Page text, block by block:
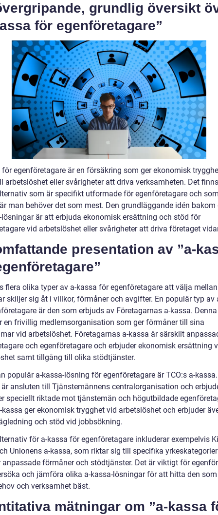
grundlig översikt
för egenföretagare”
för egenföretagare är en försäkring som ger ekonomisk
arbetslöshet eller svårigheter att driva verksamheten. Det
som är specifikt utformade för egenföretagare och
man behöver det som mest. Den grundläggande idén bakom
lösningar är att erbjuda ekonomisk ersättning och stöd för
vid arbetslöshet eller svårigheter att driva företaget
presentation av ”a-
flera olika typer av a-kassa för egenföretagare att välja
skiljer sig åt i villkor, förmåner och avgifter. En populär typ av
är den som erbjuds av Företagarnas a-kassa. Denna
en frivillig medlemsorganisation som ger förmåner till sina
vid arbetslöshet. Företagarnas a-kassa är särskilt
och egenföretagare och erbjuder ekonomisk ersättning
samt tillgång till olika stödtjänster.
populär a-kassa-lösning för egenföretagare är TCO:s a-
är ansluten till Tjänstemännens centralorganisation och
speciellt riktade mot tjänstemän och högutbildade
kassa ger ekonomisk trygghet vid arbetslöshet och erbjuder
och stöd vid jobbsökning.
för a-kassa för egenföretagare inkluderar exempelvis
Unionens a-kassa, som riktar sig till specifika
anpassade förmåner och stödtjänster. Det är viktigt för
och jämföra olika a-kassa-lösningar för att hitta den
och verksamhet bäst.
mätningar om ”a-kassa